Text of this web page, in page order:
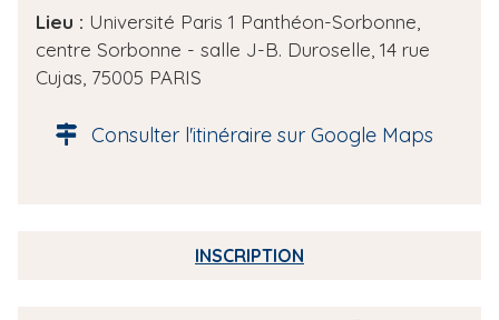
e
d
e
Lieu : Université Paris 1 Panthéon-Sorbonne,
centre Sorbonne - salle J-B. Duroselle, 14 rue
Cujas, 75005 PARIS
Consulter l'itinéraire sur Google Maps
INSCRIPTION